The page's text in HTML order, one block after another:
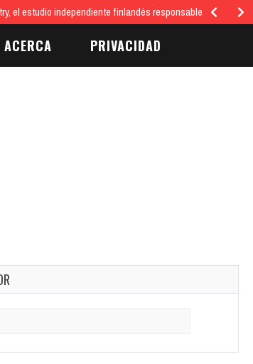
el estudio independiente finlandés responsable del juego…
ACERCA PRIVACIDAD